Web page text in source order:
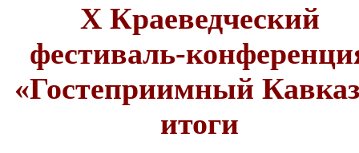
X Краеведческий
фестиваль-
«Гостеприимный
итоги